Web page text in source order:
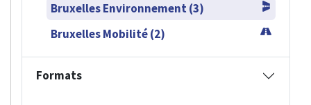
Bruxelles Environnement (3)
Bruxelles Mobilité (2)
Formats